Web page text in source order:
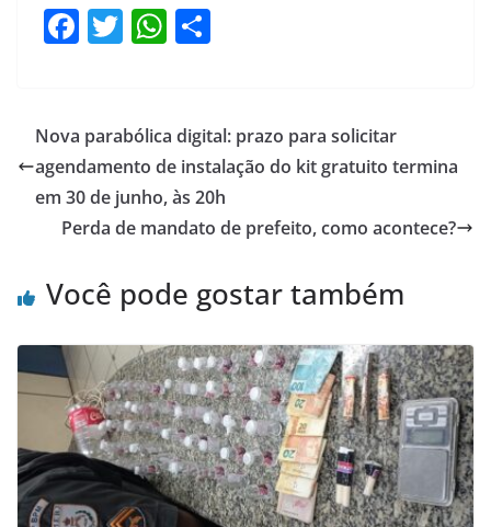
F
e
b
o
o
T
er
W
s
A
p
p
e
Nova parabólica digital: prazo para solicitar
agendamento de instalação do kit gratuito termina
em 30 de junho, às 20h
Perda de mandato de prefeito, como acontece?
Você pode gostar também